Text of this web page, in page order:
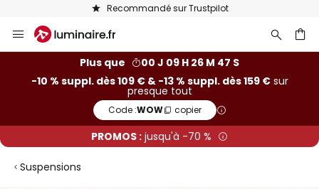
Recommandé sur Trustpilot
Allez
au
Plus que
00 J 09 H 26 M 47 S
-10 % suppl. dès 109 € & -13 % suppl. dès 159 €sur
presque tout
Code :WOW copier
PROMOS : jusqu'à -70 %
Suspensions